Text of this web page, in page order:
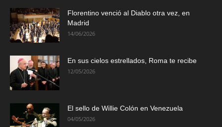
Florentino venció al Diablo otra vez, en
Madrid
14/06/2026
En sus cielos estrellados, Roma te recibe
12/05/2026
El sello de Willie Colón en Venezuela
04/05/2026